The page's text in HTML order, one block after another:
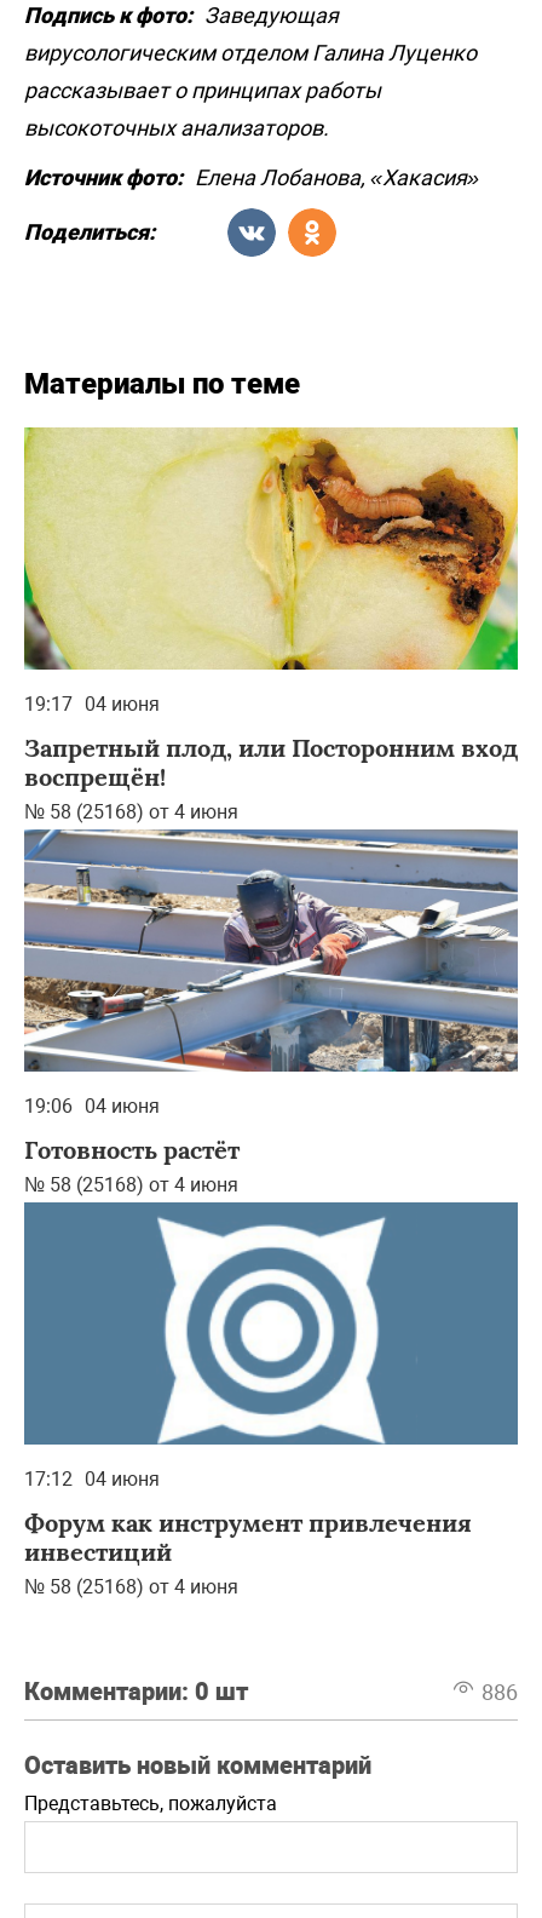
Подпись к фото: Заведующая
вирусологическим отделом Галина Луценко
рассказывает о принципах работы
высокоточных анализаторов.
Источник фото: Елена Лобанова, «Хакасия»
Поделиться:
Материалы по теме
19:17 04 июня
Запретный плод, или Посторонним вход
воспрещён!
№ 58 (25168) от 4 июня
19:06 04 июня
Готовность растёт
№ 58 (25168) от 4 июня
17:12 04 июня
Форум как инструмент привлечения
инвестиций
№ 58 (25168) от 4 июня
Комментарии: 0 шт 886
Оставить новый комментарий
Представьтесь, пожалуйста